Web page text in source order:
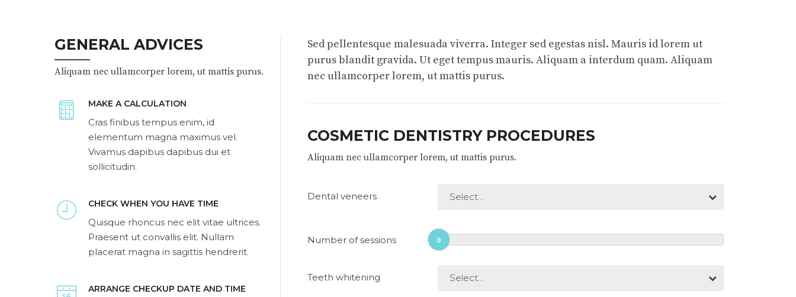
GENERAL ADVICES
Aliquam nec ullamcorper lorem, ut mattis purus.
MAKE A CALCULATION
Cras finibus tempus enim, id
elementum magna maximus vel.
Vivamus dapibus dapibus dui et
sollicitudin.
CHECK WHEN YOU HAVE TIME
Quisque rhoncus nec elit vitae ultrices.
Praesent ut convallis elit. Nullam
placerat magna in sagittis hendrerit.
ARRANGE CHECKUP DATE AND TIME
Sed pellentesque malesuada viverra. Integer sed egestas nisl. Mauris id lorem ut
purus blandit gravida. Ut eget tempus mauris. Aliquam a interdum quam. Aliquam
nec ullamcorper lorem, ut mattis purus.
COSMETIC DENTISTRY PROCEDURES
Aliquam nec ullamcorper lorem, ut mattis purus.
Dental veneers Select...
Number of sessions 0
Teeth whitening Select...